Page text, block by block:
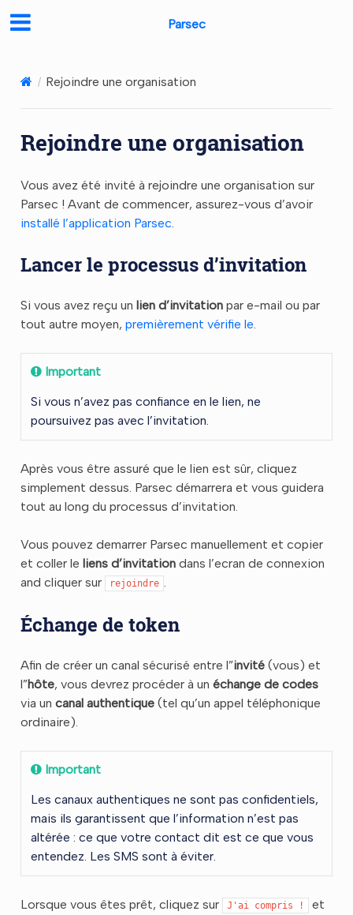
Parsec
Rejoindre une organisation
Rejoindre une organisation
Vous avez été invité à rejoindre une organisation sur
Parsec ! Avant de commencer, assurez-vous d’avoir
installé l’application Parsec.
Lancer le processus d’invitation
Si vous avez reçu un lien d’invitationpar e-mail ou par
tout autre moyen, premièrement vérifie le.
Important
Si vous n’avez pas confiance en le lien, ne
poursuivez pas avec l’invitation.
Après vous être assuré que le lien est sûr, cliquez
simplement dessus. Parsec démarrera et vous guidera
tout au long du processus d’invitation.
Vous pouvez demarrer Parsec manuellement et copier
et coller le liens d’invitationdans l’ecran de connexion
and cliquer sur
rejoindre .
Échange de token
Afin de créer un canal sécurisé entre l”invité(vous) et
l”hôte, vous devrez procéder à un échange de codes
via un canal authentique(tel qu’un appel téléphonique
ordinaire).
Important
Les canaux authentiques ne sont pas confidentiels,
mais ils garantissent que l’information n’est pas
altérée : ce que votre contact dit est ce que vous
entendez. Les SMS sont à éviter.
Lorsque vous êtes prêt, cliquez sur J'ai compris !
et